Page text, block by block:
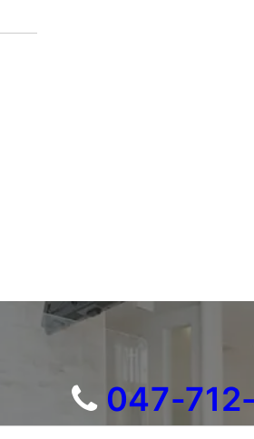
047-